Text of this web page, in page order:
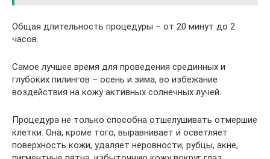
Общая длительность процедуры – от 20 минут до 2
часов.
Самое лучшее время для проведения срединных и
глубоких пилингов – осень и зима, во избежание
воздействия на кожу активных солнечных лучей.
Процедура не только способна отшелушивать отмершие
клетки. Она, кроме того, выравнивает и осветляет
поверхность кожи, удаляет неровности, рубцы, акне,